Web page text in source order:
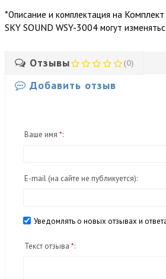
*Описание и комплектация на Комплект
SKY SOUND WSY-3004 могут
Отзывы (0)
Добавить отзыв
Ваше имя *:
E-mail (на сайте не публикуется):
Уведомлять о новых отзывах и
Текст отзыва *: